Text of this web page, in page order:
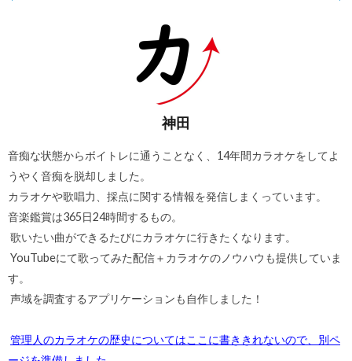
神田
音痴な状態からボイトレに通うことなく、14年間カラオケをしてよ
うやく音痴を脱却しました。
カラオケや歌唱力、採点に関する情報を発信しまくっています。
音楽鑑賞は365日24時間するもの。
歌いたい曲ができるたびにカラオケに行きたくなります。
YouTubeにて歌ってみた配信＋カラオケのノウハウも提供していま
す。
声域を調査するアプリケーションも自作しました！
管理人のカラオケの歴史についてはここに書ききれないので、別ペ